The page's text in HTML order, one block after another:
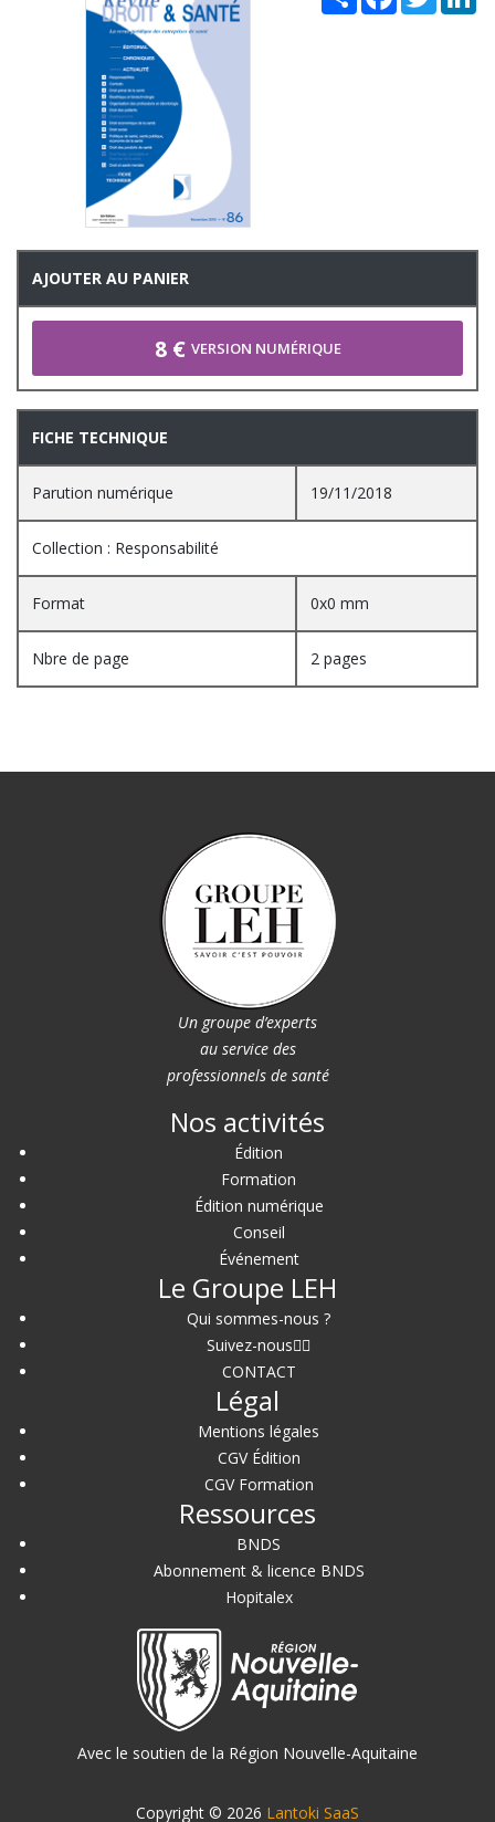
AJOUTER AU PANIER
8 € VERSION NUMÉRIQUE
FICHE TECHNIQUE
Parution numérique 19/11/2018
Collection : Responsabilité
Format 0x0 mm
Nbre de page 2 pages
Un groupe d’experts
au service des
professionnels de santé
Nos activités
Édition
Formation
Édition numérique
Conseil
Événement
Le Groupe LEH
Qui sommes-nous ?
Suivez-nous
CONTACT
Légal
Mentions légales
CGV Édition
CGV Formation
Ressources
BNDS
Abonnement & licence BNDS
Hopitalex
Avec le soutien de la Région Nouvelle-Aquitaine
Copyright © 2026 Lantoki SaaS